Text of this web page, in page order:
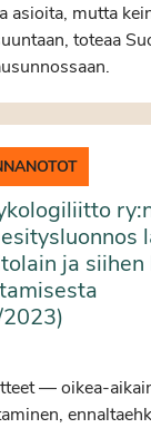
asioita, mutta
toteaa
ja
— oikea-